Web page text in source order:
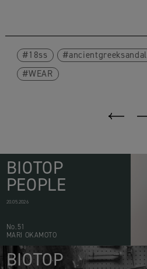
18ss ancientgreeksandal
WEAR
BIOTOP
PEOPLE
20.05.2026
No.51
MARI OKAMOTO
BIOTOP